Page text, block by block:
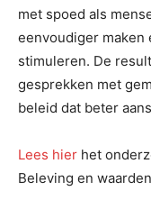
met spoed als
eenvoudiger maken
stimuleren. De
gesprekken met
beleid dat beter
Lees hier het
Beleving en